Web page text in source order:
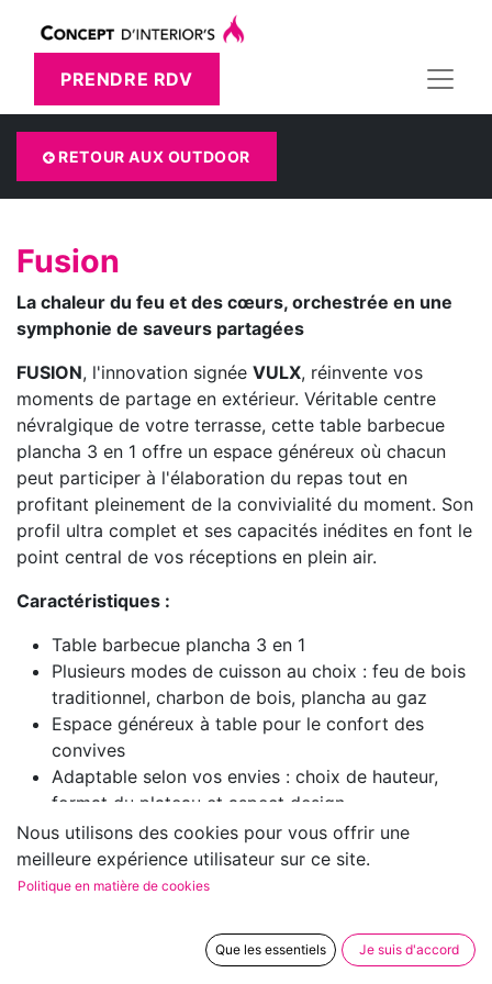
PRENDRE RDV
RETOUR AUX OUTDOOR
Fusion
La chaleur du feu et des cœurs, orchestrée en une
symphonie de saveurs partagées
FUSION, l'innovation signée VULX, réinvente vos
moments de partage en extérieur. Véritable centre
névralgique de votre terrasse, cette table barbecue
plancha 3 en 1 offre un espace généreux où chacun
peut participer à l'élaboration du repas tout en
profitant pleinement de la convivialité du moment. Son
profil ultra complet et ses capacités inédites en font le
point central de vos réceptions en plein air.
Caractéristiques :
Table barbecue plancha 3 en 1
Plusieurs modes de cuisson au choix : feu de bois
traditionnel, charbon de bois, plancha au gaz
Espace généreux à table pour le confort des
convives
Adaptable selon vos envies : choix de hauteur,
format du plateau et aspect design
Équipements de cuisson au milieu de la table
permettant de cuisiner à plusieurs
Fabrication française en Auvergne-Rhône-Alpes
Idéale pour différentes occasions : apéros intimes,
casse-croûte entre amis, repas de gala
Nous utilisons des cookies pour vous offrir une
meilleure expérience utilisateur sur ce site.
Politique en matière de cookies
Que les essentiels Je suis d'accord